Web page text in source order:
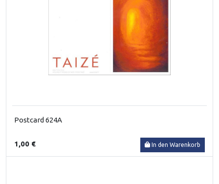
Postcard 624A
1,00 € In den Warenkorb